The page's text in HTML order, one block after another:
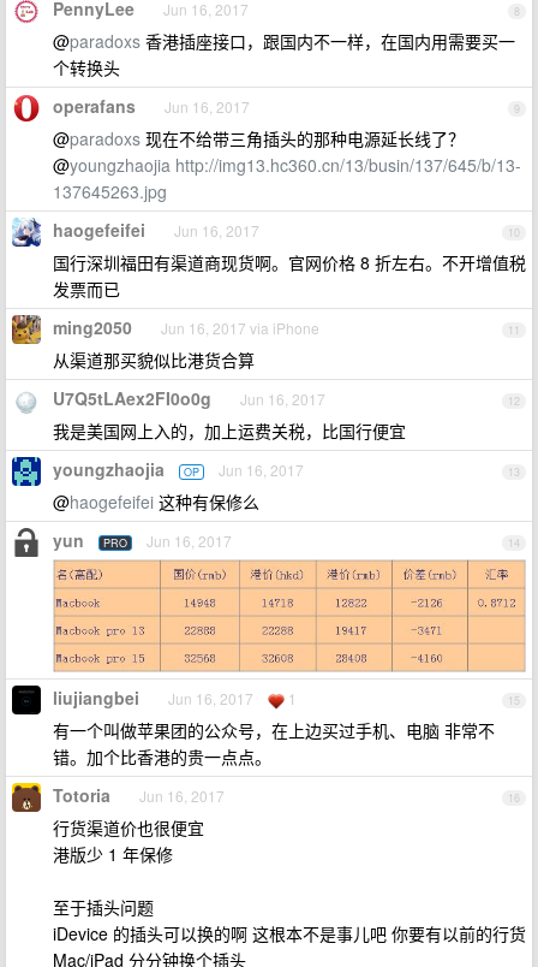
8
PennyLee Jun 16, 2017
@paradoxs 香港插座接口，跟国内不一样，在国内用需要买一
个转换头
9
operafans Jun 16, 2017
@paradoxs 现在不给带三角插头的那种电源延长线了？
@youngzhaojia http://img13.hc360.cn/13/busin/137/645/b/13-
137645263.jpg
10
haogefeifei Jun 16, 2017
国行深圳福田有渠道商现货啊。官网价格 8 折左右。不开增值税
发票而已
11
ming2050 Jun 16, 2017 via iPhone
从渠道那买貌似比港货合算
12
U7Q5tLAex2FI0o0g Jun 16, 2017
我是美国网上入的，加上运费关税，比国行便宜
13
youngzhaojia OP Jun 16, 2017
@haogefeifei 这种有保修么
14
yun PRO Jun 16, 2017
15
liujiangbei Jun 16, 2017 1
有一个叫做苹果团的公众号，在上边买过手机、电脑 非常不
错。加个比香港的贵一点点。
16
Totoria Jun 16, 2017
行货渠道价也很便宜
港版少 1 年保修
至于插头问题
iDevice 的插头可以换的啊 这根本不是事儿吧 你要有以前的行货
Mac/iPad 分分钟换个插头